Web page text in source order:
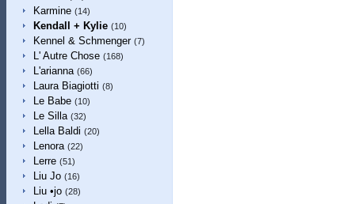
Karmine (14)
Kendall + Kylie (10)
Kennel & Schmenger (7)
L' Autre Chose (168)
L'arianna (66)
Laura Biagiotti (8)
Le Babe (10)
Le Silla (32)
Lella Baldi (20)
Lenora (22)
Lerre (51)
Liu Jo (16)
Liu •jo (28)